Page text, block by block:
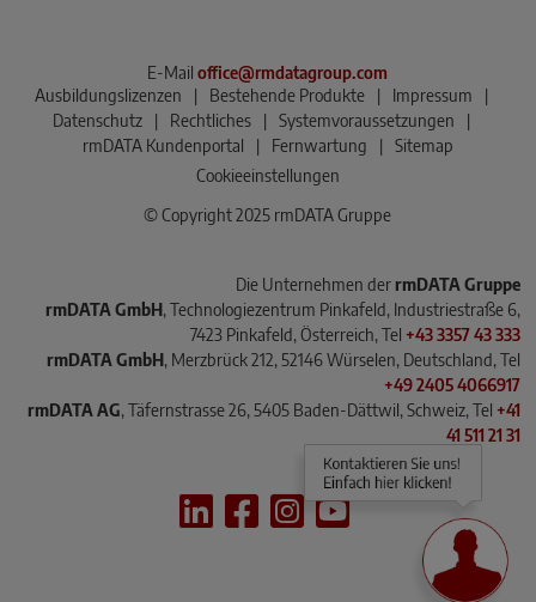
E-Mailoffice@rmdatagroup.com
Ausbildungslizenzen
| Bestehende Produkte | Impressum
|
Datenschutz
| Rechtliches | Systemvoraussetzungen
|
rmDATA Kundenportal
| Fernwartung |
Sitemap
Cookieeinstellungen
© Copyright 2025 rmDATA Gruppe
Die Unternehmen der rmDATA Gruppe
rmDATA GmbH, Technologiezentrum Pinkafeld, Industriestraße 6,
7423 Pinkafeld, Österreich, Tel +43 3357 43 333
rmDATA GmbH, Merzbrück 212, 52146 Würselen, Deutschland, Tel
+49 2405 4066917
rmDATA AG, Täfernstrasse 26, 5405 Baden-Dättwil, Schweiz, Tel +41
41 511 21 31